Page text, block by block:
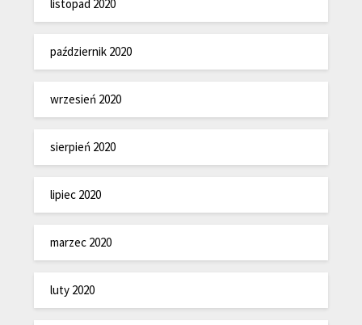
listopad 2020
październik 2020
wrzesień 2020
sierpień 2020
lipiec 2020
marzec 2020
luty 2020